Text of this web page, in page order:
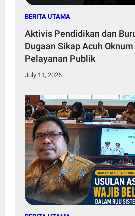
BERITA UTAMA
Aktivis Pendidikan dan
Dugaan Sikap Acuh
Pelayanan Publik
July 11, 2026